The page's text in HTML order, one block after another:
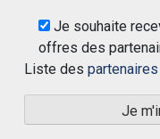
Je souhaite
offres des
Liste des partenaires